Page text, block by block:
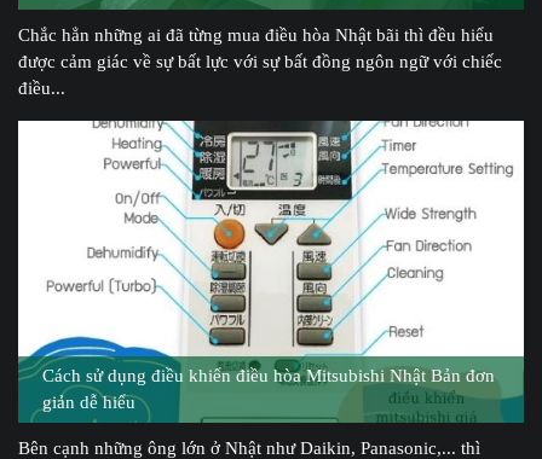
Chắc hẳn những ai đã từng mua điều hòa Nhật bãi thì đều hiểu
được cảm giác về sự bất lực với sự bất đồng ngôn ngữ với chiếc
điều...
Cách sử dụng điều khiển điều hòa Mitsubishi Nhật Bản đơn
giản dễ hiểu
Bên cạnh những ông lớn ở Nhật như Daikin, Panasonic,... thì